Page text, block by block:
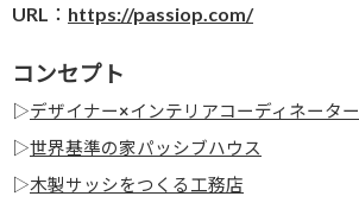
URL： https://passiop.com/
コンセプト
▷デザイナー×インテリアコーディネーター
▷世界基準の家パッシブハウス
▷木製サッシをつくる工務店